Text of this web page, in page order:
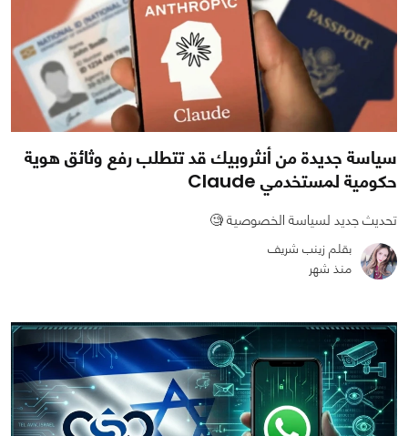
734
0
0
سياسة جديدة من أنثروبيك قد تتطلب رفع وثائق هوية
حكومية لمستخدمي Claude
تحديث جديد لسياسة الخصوصية 🧐
بقلم زينب شريف
منذ شهر